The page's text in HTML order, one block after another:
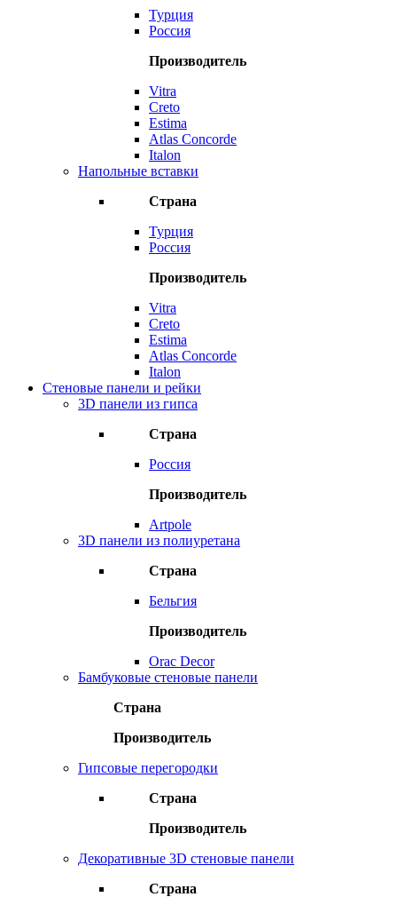
Турция
Россия
Производитель
Vitra
Creto
Estima
Atlas Concorde
Italon
Напольные вставки
Страна
Турция
Россия
Производитель
Vitra
Creto
Estima
Atlas Concorde
Italon
Стеновые панели и рейки
3D панели из гипса
Страна
Россия
Производитель
Artpole
3D панели из полиуретана
Страна
Бельгия
Производитель
Orac Decor
Бамбуковые стеновые панели
Страна
Производитель
Гипсовые перегородки
Страна
Производитель
Декоративные 3D стеновые панели
Страна